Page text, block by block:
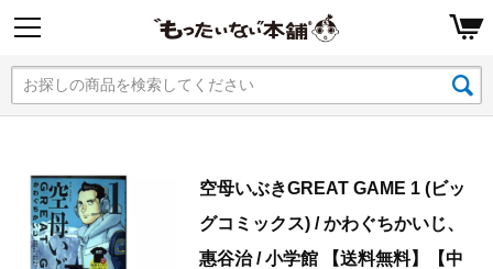
空母いぶきGREAT GAME 1 (ビッ
グコミックス) / かわぐちかいじ、
惠谷治 / 小学館 【送料無料】【中